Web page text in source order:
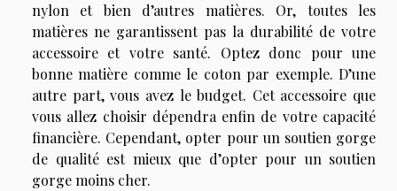
nylon et bien d’autres matières. Or, toutes les
matières ne garantissent pas la durabilité de votre
accessoire et votre santé. Optez donc pour une
bonne matière comme le coton par exemple. D’une
autre part, vous avez le budget. Cet accessoire que
vous allez choisir dépendra enfin de votre capacité
financière. Cependant, opter pour un soutien gorge
de qualité est mieux que d’opter pour un soutien
gorge moins cher.